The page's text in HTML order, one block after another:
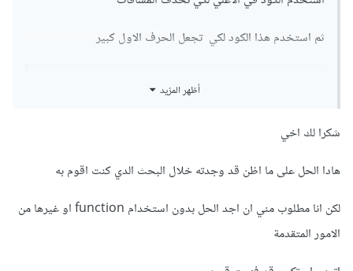
ثم استخدم هذا الكود لكي تجعل الحرف الاول كبير
capitalizeFirstLetter(string)
أظهر المزيد
شكرا لك اخي
هادا الحل على ما اظن قد وجدته خلال البحث الدي كنت اقوم به
لكن انا مطلوب مني ان اجد الحل بدون استخدام function او غيرها من
الامور المتقدمة